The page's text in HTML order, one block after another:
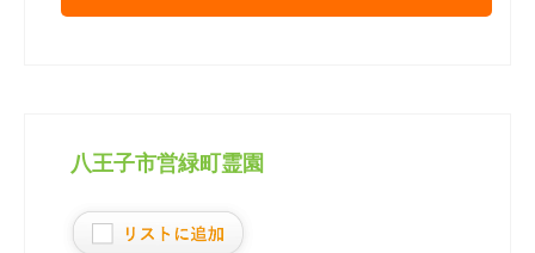
八王子市営緑町霊園